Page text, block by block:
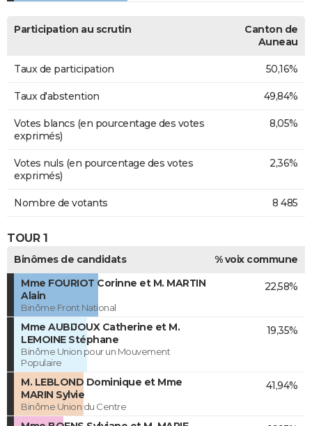
Participation au scrutin
Canton de
Auneau
Taux de participation 50,16%
Taux d'abstention 49,84%
Votes blancs (en pourcentage des votes
exprimés)
8,05%
Votes nuls (en pourcentage des votes
exprimés)
2,36%
Nombre de votants 8 485
TOUR 1
Binômes de candidats
% voix commune
Mme FOURIOT Corinne et M. MARTIN
Alain
Binôme Front National
22,58%
Mme AUBIJOUX Catherine et M.
LEMOINE Stéphane
Binôme Union pour un Mouvement
Populaire
19,35%
M. LEBLOND Dominique et Mme
MARIN Sylvie
Binôme Union du Centre
41,94%